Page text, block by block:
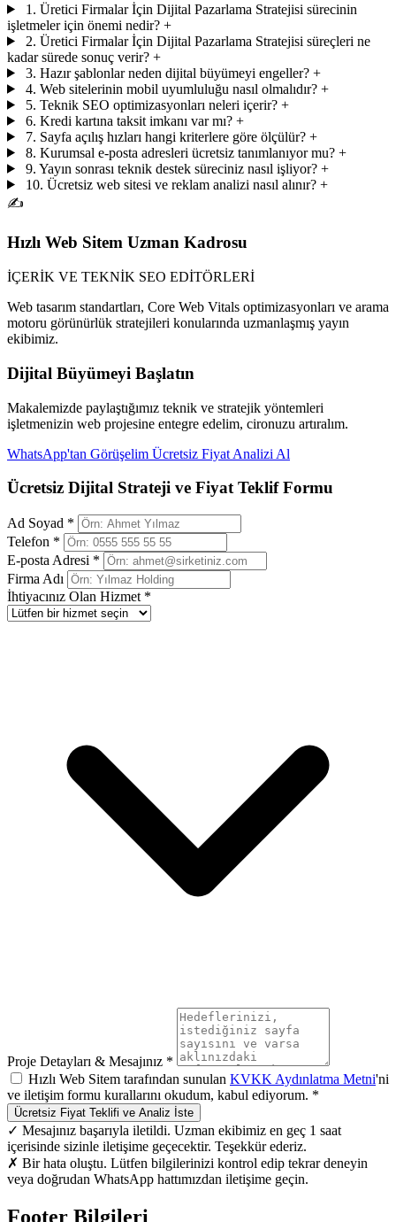
1. Üretici Firmalar İçin Dijital Pazarlama Stratejisi sürecinin
işletmeler için önemi nedir? +
2. Üretici Firmalar İçin Dijital Pazarlama Stratejisi süreçleri ne
kadar sürede sonuç verir? +
3. Hazır şablonlar neden dijital büyümeyi engeller? +
4. Web sitelerinin mobil uyumluluğu nasıl olmalıdır? +
5. Teknik SEO optimizasyonları neleri içerir? +
6. Kredi kartına taksit imkanı var mı? +
7. Sayfa açılış hızları hangi kriterlere göre ölçülür? +
8. Kurumsal e-posta adresleri ücretsiz tanımlanıyor mu? +
9. Yayın sonrası teknik destek süreciniz nasıl işliyor? +
10. Ücretsiz web sitesi ve reklam analizi nasıl alınır? +
✍️
Hızlı Web Sitem Uzman Kadrosu
İÇERİK VE TEKNİK SEO EDİTÖRLERİ
Web tasarım standartları, Core Web Vitals optimizasyonları ve arama
motoru görünürlük stratejileri konularında uzmanlaşmış yayın
ekibimiz.
Dijital Büyümeyi Başlatın
Makalemizde paylaştığımız teknik ve stratejik yöntemleri
işletmenizin web projesine entegre edelim, cironuzu artıralım.
WhatsApp'tan Görüşelim Ücretsiz Fiyat Analizi Al
Ücretsiz Dijital Strateji ve Fiyat Teklif Formu
Ad Soyad *
Telefon *
E-posta Adresi *
Firma Adı
İhtiyacınız Olan Hizmet *
Proje Detayları & Mesajınız *
Hızlı Web Sitem tarafından sunulan KVKK Aydınlatma Metni'ni
ve iletişim formu kurallarını okudum, kabul ediyorum. *
Ücretsiz Fiyat Teklifi ve Analiz İste
✓ Mesajınız başarıyla iletildi. Uzman ekibimiz en geç 1 saat
içerisinde sizinle iletişime geçecektir. Teşekkür ederiz.
✗ Bir hata oluştu. Lütfen bilgilerinizi kontrol edip tekrar deneyin
veya doğrudan WhatsApp hattımızdan iletişime geçin.
Footer Bilgileri